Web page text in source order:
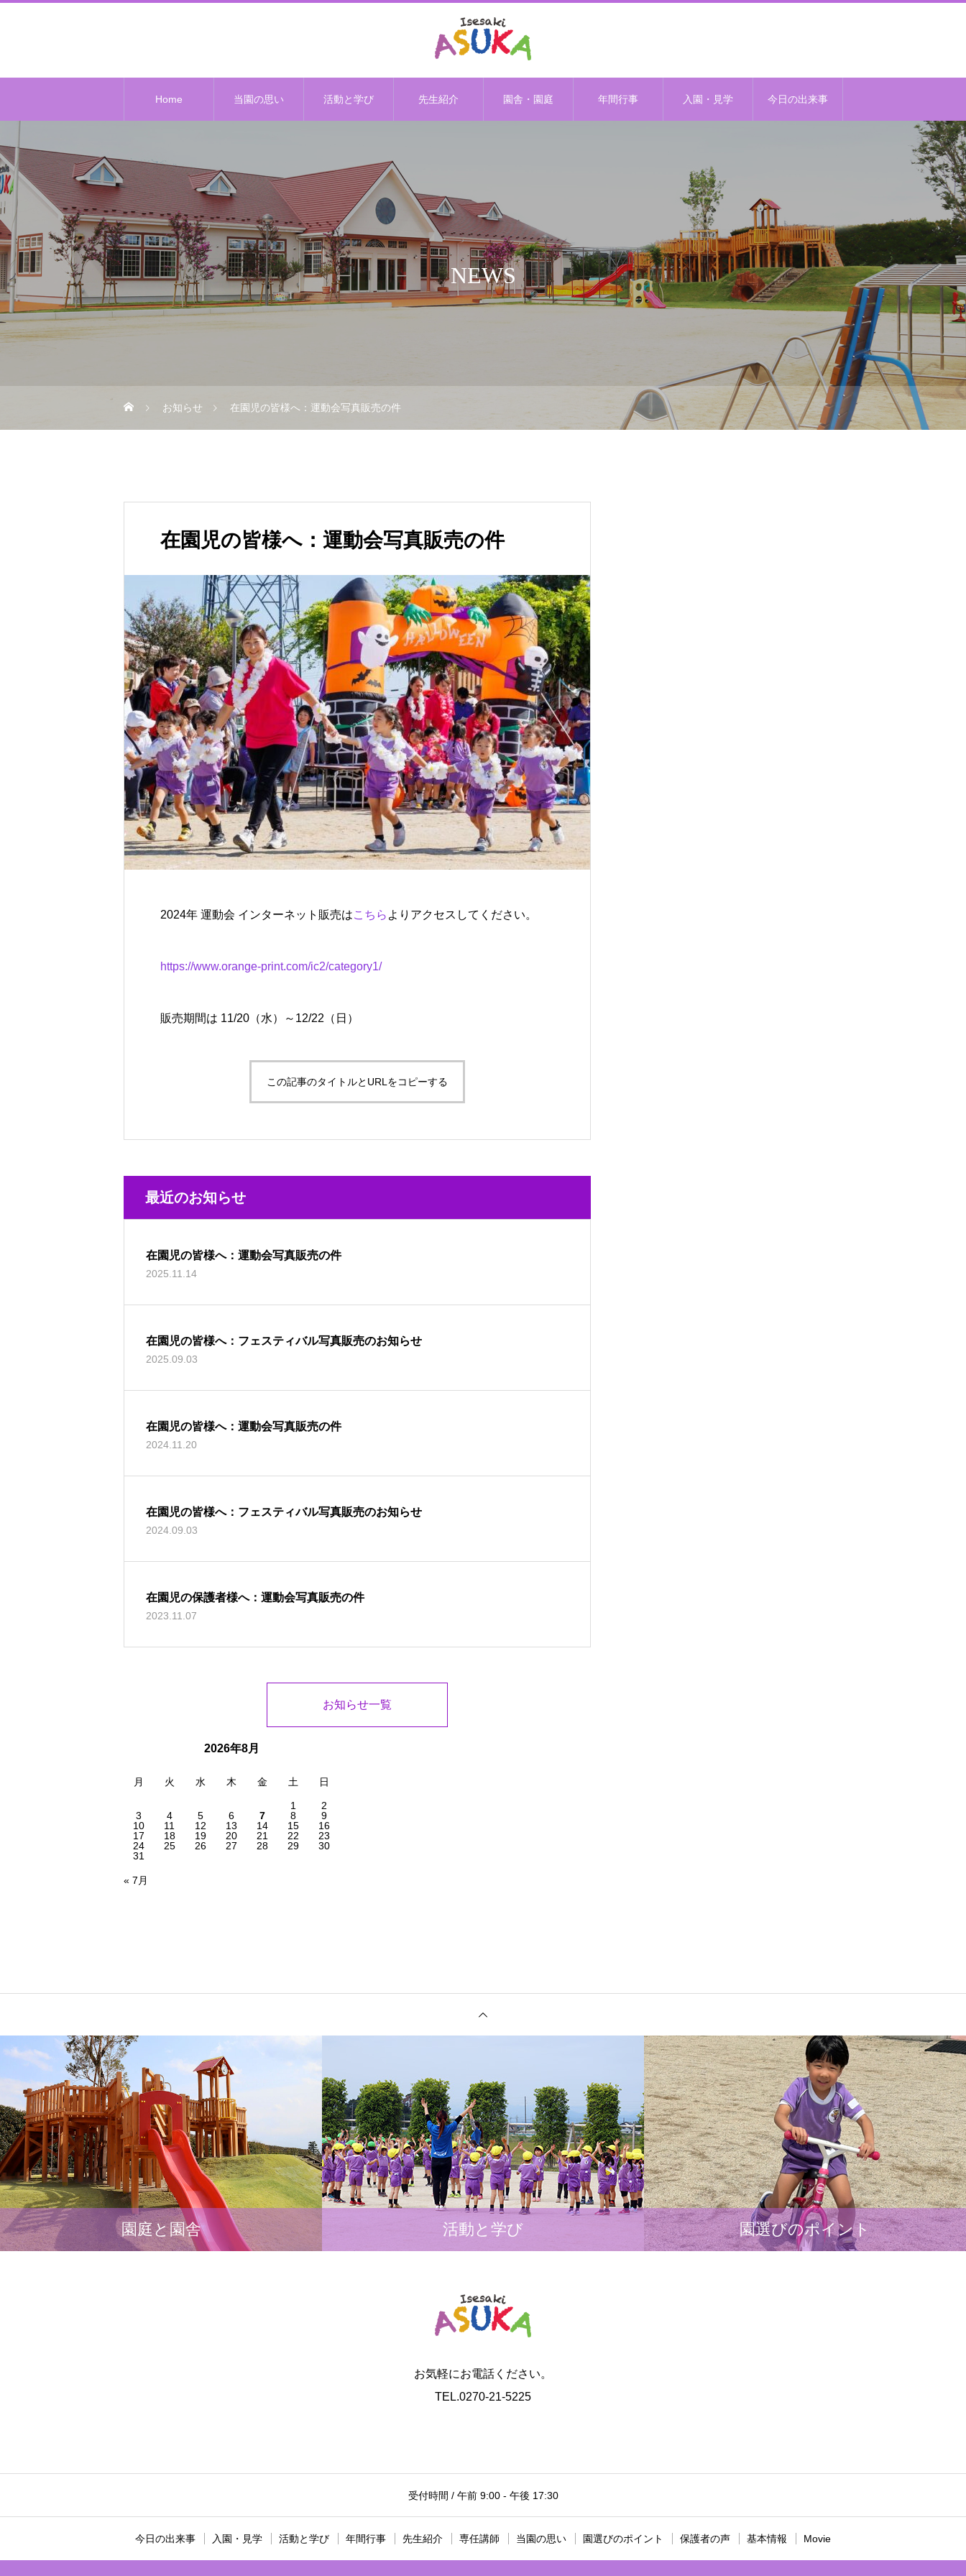
Home 当園の思い 活動と学び 先生紹介 園舎・園庭 年間行事 入園・見学 今日の出来事
NEWS
お知らせ 在園児の皆様へ：運動会写真販売の件
在園児の皆様へ：運動会写真販売の件
2024年 運動会 インターネット販売はこちら よりアクセスしてください。
https://www.orange-print.com/ic2/category1/
販売期間は 11/20（水）～12/22（日）
この記事のタイトルとURLをコピーする
最近のお知らせ
在園児の皆様へ：運動会写真販売の件
2025.11.14
在園児の皆様へ：フェスティバル写真販売のお知らせ
2025.09.03
在園児の皆様へ：運動会写真販売の件
2024.11.20
在園児の皆様へ：フェスティバル写真販売のお知らせ
2024.09.03
在園児の保護者様へ：運動会写真販売の件
2023.11.07
お知らせ一覧
2026年8月
月 火 水 木 金 土 日
1
2
3
4 5 6 7 8
9
10
11 12 13 14 15
16
17
18 19 20 21 22
23
24
25 26 27 28 29
30
31
« 7月
園庭と園舎 活動と学び 園選びのポイント
お気軽にお電話ください。
TEL.0270-21-5225
受付時間 / 午前 9:00 - 午後 17:30
今日の出来事 入園・見学 活動と学び 年間行事 先生紹介 専任講師 当園の思い 園選びのポイント 保護者の声 基本情報 Movie